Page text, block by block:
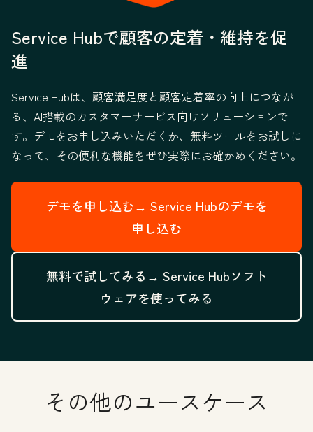
Service Hubで顧客の定着・維持を促
進
Service Hubは、顧客満足度と顧客定着率の向上につなが
る、AI搭載のカスタマーサービス向けソリューションで
す。デモをお申し込みいただくか、無料ツールをお試しに
なって、その便利な機能をぜひ実際にお確かめください。
デモを申し込む→ Service Hubのデモを
申し込む
無料で試してみる→ Service Hubソフト
ウェアを使ってみる
その他のユースケース